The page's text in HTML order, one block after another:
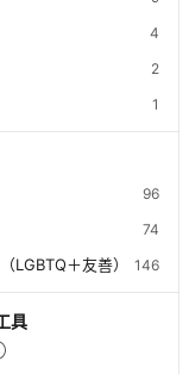
4
2
1
96
74
LGBTQ＋友善） 146
具